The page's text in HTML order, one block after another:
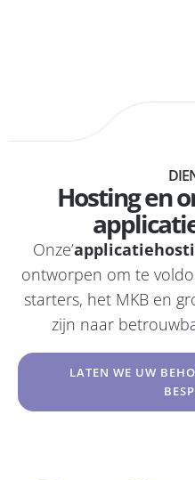
Hosting en
Onze’
ontworpen om te
starters, het MKB en
zijn naar
LATEN WE UW